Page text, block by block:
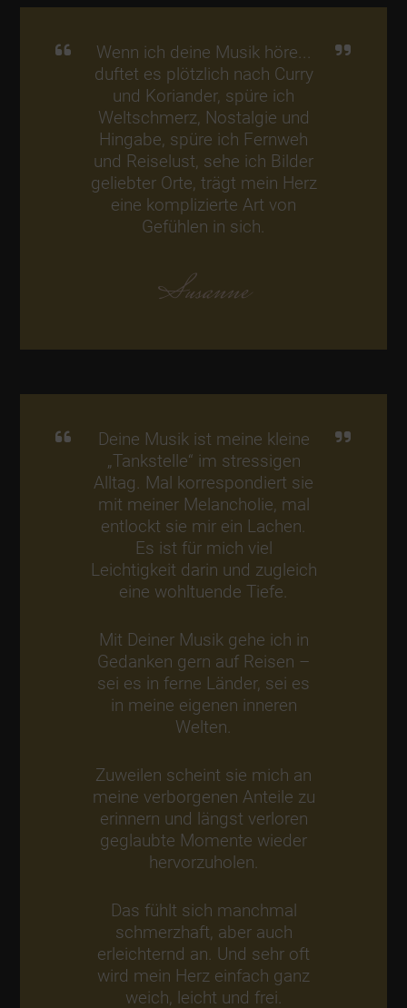
Wenn ich deine Musik höre...
duftet es plötzlich nach Curry
und Koriander, spüre ich
Weltschmerz, Nostalgie und
Hingabe, spüre ich Fernweh
und Reiselust, sehe ich Bilder
geliebter Orte, trägt mein Herz
eine komplizierte Art von
Gefühlen in sich.
Susanne
Deine Musik ist meine kleine
„Tankstelle“ im stressigen
Alltag. Mal korrespondiert sie
mit meiner Melancholie, mal
entlockt sie mir ein Lachen.
Es ist für mich viel
Leichtigkeit darin und zugleich
eine wohltuende Tiefe.
Mit Deiner Musik gehe ich in
Gedanken gern auf Reisen –
sei es in ferne Länder, sei es
in meine eigenen inneren
Welten.
Zuweilen scheint sie mich an
meine verborgenen Anteile zu
erinnern und längst verloren
geglaubte Momente wieder
hervorzuholen.
Das fühlt sich manchmal
schmerzhaft, aber auch
erleichternd an. Und sehr oft
wird mein Herz einfach ganz
weich, leicht und frei.